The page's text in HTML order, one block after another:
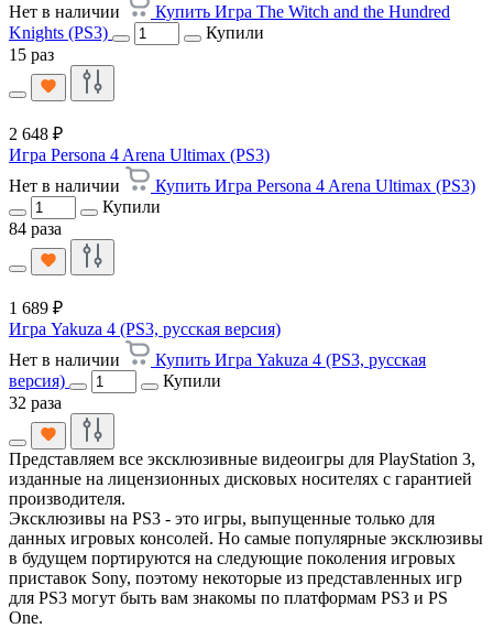
Нет в наличии
Купить Игра The Witch and the Hundred
Knights (PS3)
Купили
15 раз
2 648 ₽
Игра Persona 4 Arena Ultimax (PS3)
Нет в наличии
Купить Игра Persona 4 Arena Ultimax (PS3)
Купили
84 раза
1 689 ₽
Игра Yakuza 4 (PS3, русская версия)
Нет в наличии
Купить Игра Yakuza 4 (PS3, русская
версия)
Купили
32 раза
Представляем все эксклюзивные видеоигры для PlayStation 3,
изданные на лицензионных дисковых носителях с гарантией
производителя.
Эксклюзивы на PS3 - это игры, выпущенные только для
данных игровых консолей. Но самые популярные эксклюзивы
в будущем портируются на следующие поколения игровых
приставок Sony, поэтому некоторые из представленных игр
для PS3 могут быть вам знакомы по платформам PS3 и PS
One.